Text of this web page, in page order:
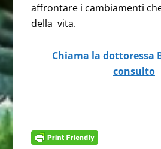
affrontare i cambiamenti
della vita.
Chiama la dottoressa
consulto